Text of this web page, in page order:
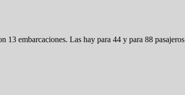
13 embarcaciones. Las hay para 44 y para 88 pasajeros